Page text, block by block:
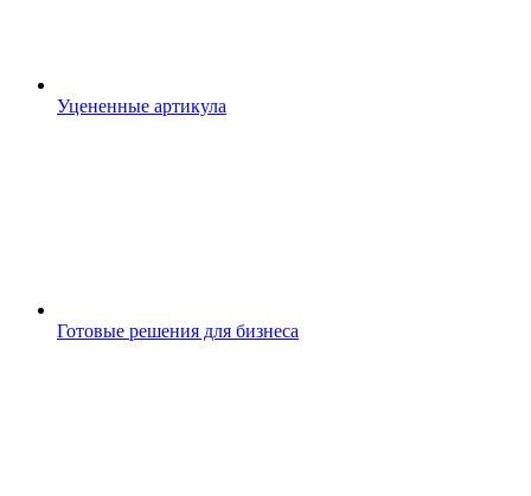
Уцененные артикула
Готовые решения для бизнеса